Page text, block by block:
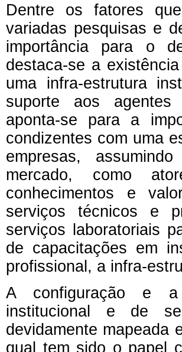
Dentre os fatores
variadas pesquisas e
importância para o
destaca-se a
uma infra-estrutura
suporte aos agentes
aponta-se para a
condizentes com uma
empresas,
mercado, como
conhecimentos e
serviços técnicos e
serviços laboratoriais
de capacitações em
profissional, a infra-
A configuração e a
institucional e de
devidamente mapeada
qual tem sido o papel